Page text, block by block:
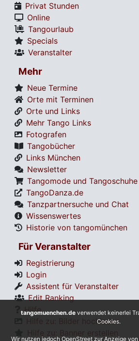
Privat Stunden
Online
Tangourlaub
Specials
Veranstalter
Mehr
Neue Termine
Orte mit Terminen
Orte und Links
Mehr Tango Links
Fotografen
Tangobücher
Links München
Newsletter
Tangomode und Tangoschuhe
TangoDanza.de
Tanzpartnersuche und Chat
Wissenswertes
Historie von tangomünchen
Für Veranstalter
Registrierung
Login
Assistent für Veranstalter
Edit Ranking
Hilfe
Hilfe zu: Bilder hochladen
tangomuenchen.de verwendet keinerlei
Cookies.
Wir nutzen jedoch OpenStreet zur Anzeige